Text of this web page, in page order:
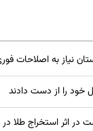
نیاز به اصلاحات
در اثر استخراج طلا